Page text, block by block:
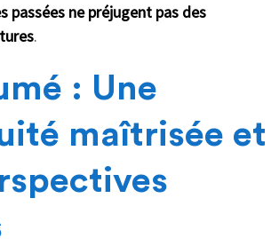
passées ne préjugent pas des
.
: Une
maîtrisée et